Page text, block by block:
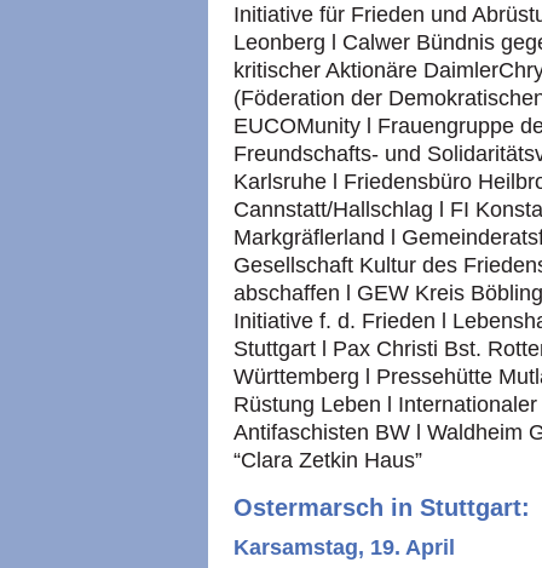
Initiative für Frieden und
Leonberg l Calwer Bündnis
kritischer Aktionäre
(Föderation der
EUCOMunity l Frauengruppe
Freundschafts- und
Karlsruhe l Friedensbüro
Cannstatt/Hallschlag l FI
Markgräflerland l
Gesellschaft Kultur des
abschaffen l GEW Kreis
Initiative f. d. Frieden l
Stuttgart l Pax Christi Bst.
Württemberg l Pressehütte
Rüstung Leben l
Antifaschisten BW l Waldheim
“Clara Zetkin Haus”
Ostermarsch in Stuttgart:
Karsamstag, 19. April